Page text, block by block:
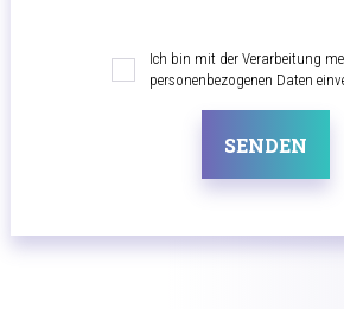
Ich bin mit der Verarbeitung
personenbezogenen Daten
SENDEN